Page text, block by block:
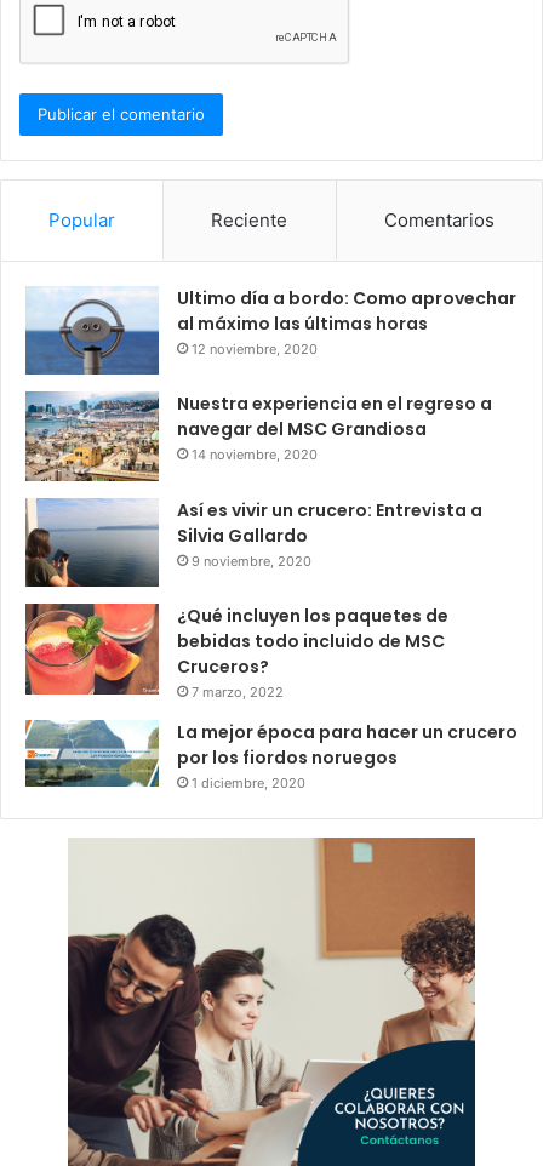
Popular Reciente Comentarios
Ultimo día a bordo: Como aprovechar
al máximo las últimas horas
12 noviembre, 2020
Nuestra experiencia en el regreso a
navegar del MSC Grandiosa
14 noviembre, 2020
Así es vivir un crucero: Entrevista a
Silvia Gallardo
9 noviembre, 2020
¿Qué incluyen los paquetes de
bebidas todo incluido de MSC
Cruceros?
7 marzo, 2022
La mejor época para hacer un crucero
por los fiordos noruegos
1 diciembre, 2020